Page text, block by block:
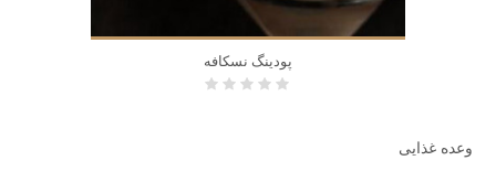
پودینگ نسکافه
وعده غذایی